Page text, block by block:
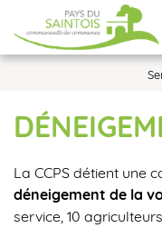
La CCPS détient une
déneigement de la
service, 10